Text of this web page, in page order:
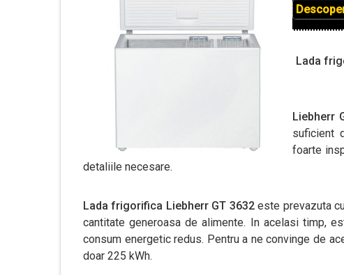
Lada
Liebherr
suficient
foarte
detaliile necesare.
Lada frigorifica Liebherr GT 3632este prevazuta
cantitate generoasa de alimente. In acelasi timp,
consum energetic redus. Pentru a ne convinge de
doar 225 kWh.